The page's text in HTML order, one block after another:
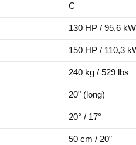
C
130 HP / 95,6 kW
150 HP / 110,3
240 kg / 529 lbs
20" (long)
20° / 17°
50 cm / 20”